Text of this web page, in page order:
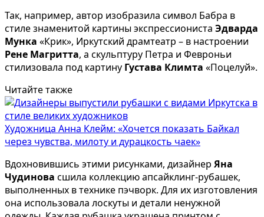
Так, например, автор изобразила символ Бабра в
стиле знаменитой картины экспрессиониста Эдварда
Мунка «Крик», Иркутский драмтеатр – в настроении
Рене Магритта, а скульптуру Петра и Февроньи
стилизовала под картину Густава Климта «Поцелуй».
Читайте также
Художница Анна Клейм: «Хочется показать Байкал
через чувства, милоту и дурацкость чаек»
Вдохновившись этими рисунками, дизайнер Яна
Чудинова сшила коллекцию апсайклинг-рубашек,
выполненных в технике пэчворк. Для их изготовления
она использовала лоскуты и детали ненужной